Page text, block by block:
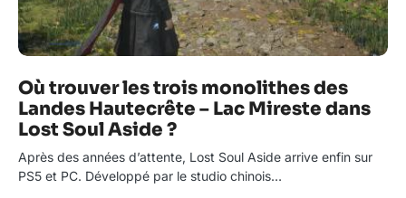
Où trouver les trois monolithes des
Landes Hautecrête – Lac Mireste dans
Lost Soul Aside ?
Après des années d’attente, Lost Soul Aside arrive enfin sur
PS5 et PC. Développé par le studio chinois…